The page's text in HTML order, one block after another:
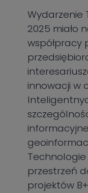
Wydarzenie
2025 miało
współpracy
innowacji w
przestrzeń
projektów